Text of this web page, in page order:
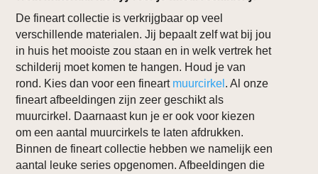
De fineart collectie is verkrijgbaar op veel
verschillende materialen. Jij bepaalt zelf wat bij jou
in huis het mooiste zou staan en in welk vertrek het
schilderij moet komen te hangen. Houd je van
rond. Kies dan voor een fineart muurcirkel . Al onze
fineart afbeeldingen zijn zeer geschikt als
muurcirkel. Daarnaast kun je er ook voor kiezen
om een aantal muurcirkels te laten afdrukken.
Binnen de fineart collectie hebben we namelijk een
aantal leuke series opgenomen. Afbeeldingen die